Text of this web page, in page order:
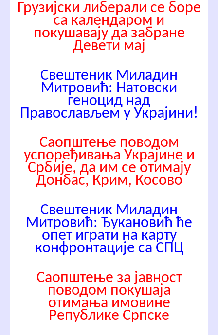
Грузијски либерали се боре
са календаром и
покушавају да забране
Девети мај
Свештеник Миладин
Митровић: Натовски
геноцид над
Православљем у Украјини!
Саопштење поводом
успоређивања Украјине и
Србије, да им се отимају
Донбас, Крим, Косово
Свештеник Миладин
Митровић: Ђукановић ће
опет играти на карту
конфронтације са СПЦ
Саопштење за јавност
поводом покушаја
отимања имовине
Републике Српске